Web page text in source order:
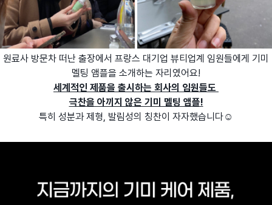
원료사 방문차 떠난 출장에서 프랑스 대기업 뷰티업계 임원들에게 기미
멜팅 앰플을 소개하는 자리였어요!
세계적인 제품을 출시하는 회사의 임원들도
극찬을 아끼지 않은 기미 멜팅 앰플!
특히 성분과 제형, 발림성의 칭찬이 자자했습니다☺️